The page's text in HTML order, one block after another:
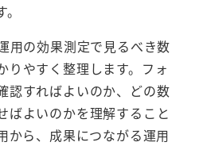
用の効果測定で見るべき数
りやすく整理します。フォ
認すればよいのか、どの数
ばよいのかを理解すること
から、成果につながる運用